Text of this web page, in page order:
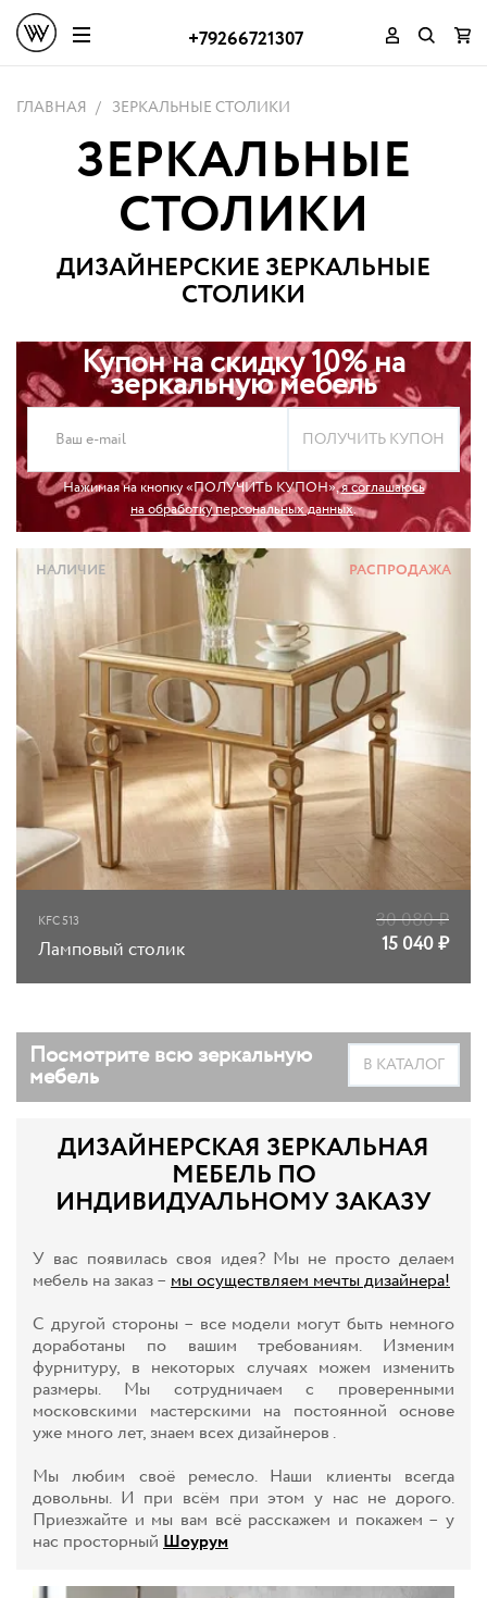
+79266721307
ГЛАВНАЯ ЗЕРКАЛЬНЫЕ СТОЛИКИ
ЗЕРКАЛЬНЫЕ
СТОЛИКИ
ДИЗАЙНЕРСКИЕ ЗЕРКАЛЬНЫЕ
СТОЛИКИ
Купон на скидку 10% на
зеркальную мебель
ПОЛУЧИТЬ КУПОН
Нажимая на кнопку «ПОЛУЧИТЬ КУПОН»,я соглашаюсь
на обработку персональных данных.
KFC 513
Ламповый столик 15 040₽
30 080₽
РАСПРОДАЖА
НАЛИЧИЕ
В КАТАЛОГ
Посмотрите всю зеркальную
мебель
ДИЗАЙНЕРСКАЯ ЗЕРКАЛЬНАЯ
МЕБЕЛЬ ПО
ИНДИВИДУАЛЬНОМУ ЗАКАЗУ
У вас появилась своя идея? Мы не просто делаем
мебель на заказ – мы осуществляем мечты дизайнера!
С другой стороны – все модели могут быть немного
доработаны по вашим требованиям. Изменим
фурнитуру, в некоторых случаях можем изменить
размеры. Мы сотрудничаем с проверенными
московскими мастерскими на постоянной основе
уже много лет, знаем всех дизайнеров .
Мы любим своё ремесло. Наши клиенты всегда
довольны. И при всём при этом у нас не дорого.
Приезжайте и мы вам всё расскажем и покажем – у
нас просторный Шоурум